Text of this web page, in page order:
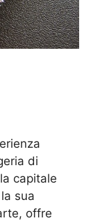
di
capitale
sua
offre